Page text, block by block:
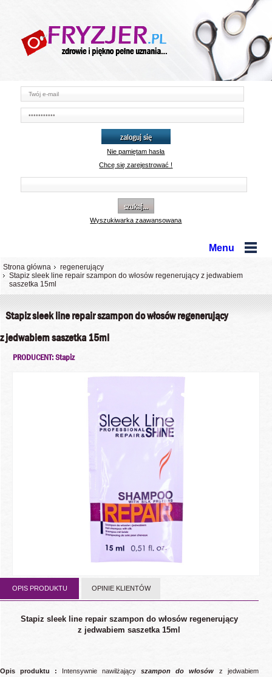
zaloguj się
Nie pamiętam hasła
Chcę się zarejestrować !
szukaj...
Wyszukiwarka zaawansowana
Menu
Strona główna
regenerujący
Stapiz sleek line repair szampon do włosów regenerujący z jedwabiem
saszetka 15ml
Stapiz sleek line repair szampon do włosów regenerujący
z jedwabiem saszetka 15ml
PRODUCENT: Stapiz
OPIS PRODUKTU OPINIE KLIENTÓW
Stapiz sleek line repair szampon do włosów regenerujący
z jedwabiem saszetka 15ml
Opis produktu : Intensywnie nawilżającyszampon do włosów z jedwabiem